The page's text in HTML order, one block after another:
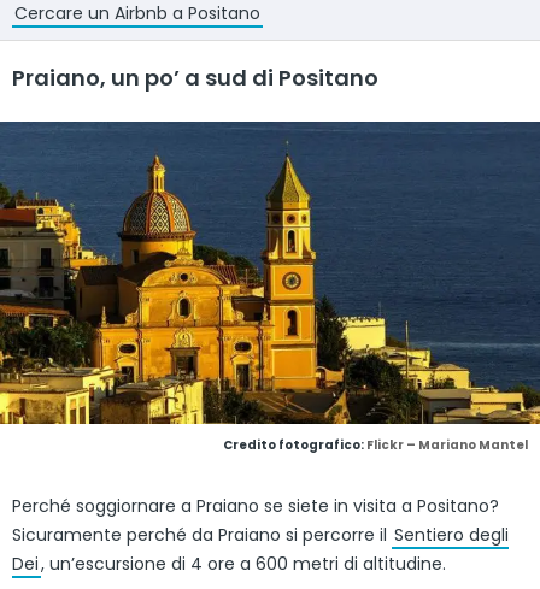
Cercare un Airbnb a Positano
Praiano, un po’ a sud di Positano
Credito fotografico: Flickr – Mariano Mantel
Perché soggiornare a Praiano se siete in visita a Positano?
Sicuramente perché da Praiano si percorre il Sentiero degli
Dei, un’escursione di 4 ore a 600 metri di altitudine.